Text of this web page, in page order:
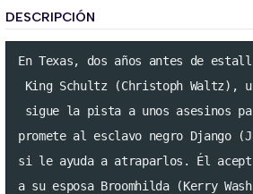
DESCRIPCIÓN
En Texas, dos años antes de
King Schultz (Christoph Waltz), un
sigue la pista a unos asesinos
promete al esclavo negro Django
si le ayuda a atraparlos. Él
a su esposa Broomhilda (Kerry